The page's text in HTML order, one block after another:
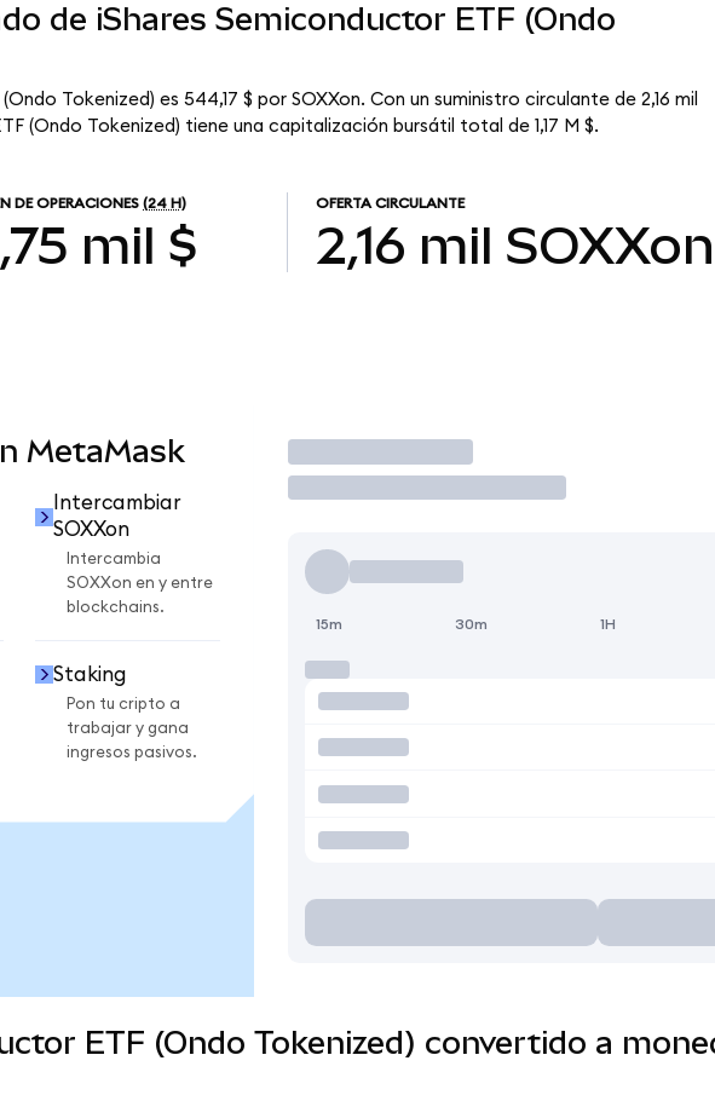
de iShares Semiconductor ETF (Ondo
Tokenized) es 544,17 $ por SOXXon. Con un suministro circulante de 2,16 mil
(Ondo Tokenized) tiene una capitalización bursátil total de 1,17 M $.
DE OPERACIONES (24 H)
mil $
OFERTA CIRCULANTE
2,16 mil SOXXon
MetaMask
Intercambiar
SOXXon
Intercambia
SOXXon en y entre
blockchains.
Staking
Pon tu cripto a
trabajar y gana
ingresos pasivos.
Operar
15m 30m 1H
ETF (Ondo Tokenized) convertido a